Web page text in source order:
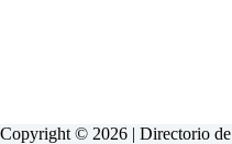
Copyright © 2026 | Directorio de